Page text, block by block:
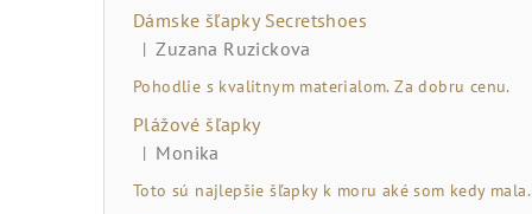
Dámske šľapky Secretshoes
Hodnotenie produktu je 5 z 5 hviezdičiek.
| Zuzana Ruzickova
Pohodlie s kvalitnym materialom. Za dobru cenu.
Plážové šľapky
Hodnotenie produktu je 5 z 5 hviezdičiek.
| Monika
Toto sú najlepšie šľapky k moru aké som kedy mala.